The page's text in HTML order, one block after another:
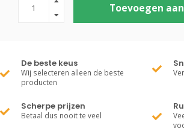
Toevoegen
De beste keus
Wij selecteren alleen de beste
producten
Scherpe prijzen
Betaal dus nooit te veel